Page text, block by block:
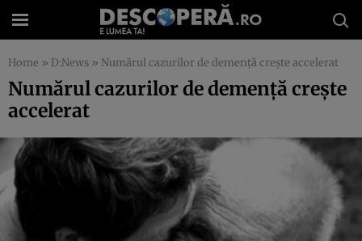
Home » D:News » Numărul cazurilor de demenţă creşte accelerat
Numărul cazurilor de demenţă creşte
accelerat